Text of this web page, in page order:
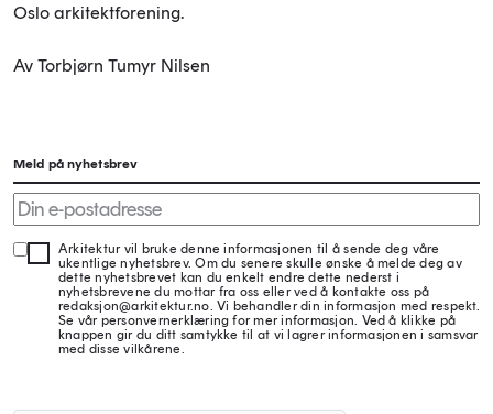
Oslo arkitektforening.
Av Torbjørn Tumyr Nilsen
Meld på nyhetsbrev
Arkitektur vil bruke denne informasjonen til å sende deg våre
ukentlige nyhetsbrev. Om du senere skulle ønske å melde deg av
dette nyhetsbrevet kan du enkelt endre dette nederst i
nyhetsbrevene du mottar fra oss eller ved å kontakte oss på
redaksjon@arkitektur.no. Vi behandler din informasjon med respekt.
Se vår personvernerklæring for mer informasjon. Ved å klikke på
knappen gir du ditt samtykke til at vi lagrer informasjonen i samsvar
med disse vilkårene.